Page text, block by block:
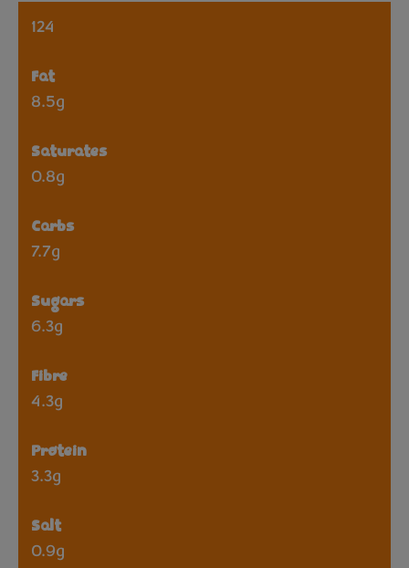
124
Fat
8.5g
Saturates
0.8g
Carbs
7.7g
Sugars
6.3g
Fibre
4.3g
Protein
3.3g
Salt
0.9g